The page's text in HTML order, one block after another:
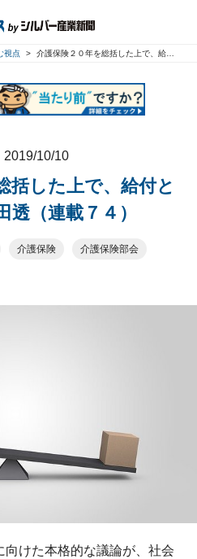
視点 介護保険２０年を総括した上で、給付と負担の議論を／千田透（連載７４）
2019/10/10
括した上で、給付と
（連載７４）
介護保険 介護保険部会
けた本格的な議論が、社会